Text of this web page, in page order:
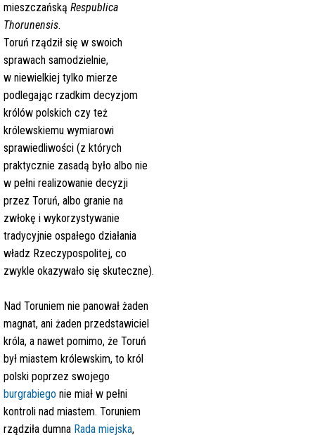
mieszczańską Respublica
Thorunensis.
Toruń rządził się w swoich
sprawach samodzielnie,
w niewielkiej tylko mierze
podlegając rzadkim decyzjom
królów polskich czy też
królewskiemu wymiarowi
sprawiedliwości (z których
praktycznie zasadą było albo nie
w pełni realizowanie decyzji
przez Toruń, albo granie na
zwłokę i wykorzystywanie
tradycyjnie ospałego działania
władz Rzeczypospolitej, co
zwykle okazywało się skuteczne).
Nad Toruniem nie panował żaden
magnat, ani żaden przedstawiciel
króla, a nawet pomimo, że Toruń
był miastem królewskim, to król
polski poprzez swojego
burgrabiego nie miał w pełni
kontroli nad miastem. Toruniem
rządziła dumna Rada miejska,